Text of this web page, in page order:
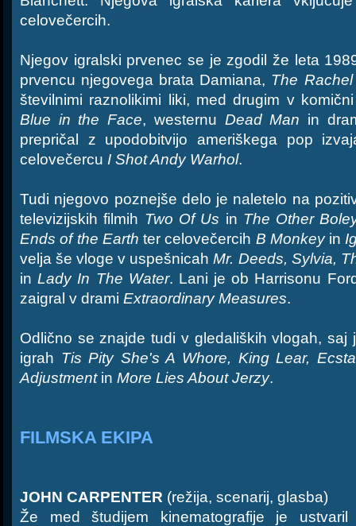
celovečercih.
Njegov igralski prvenec se je zgodil že leta
prvencu njegovega brata Damiana, The
številnimi raznolikimi liki, med drugim v
Blue in the Face, westernu Dead Man in
prepričal z upodobitvijo ameriškega pop
celovečercu I Shot Andy Warhol.
Tudi njegovo poznejše delo je naletelo na
televizijskih filmih Two Of Us in The Other
Ends of the Earth ter celovečercih B Monkeyin
velja še vloge v uspešnicahMr. Deeds, Sylvia,
inLady In The Water. Lani je ob Harrisonu
zaigral v drami Extraordinary Measures.
Odlično se znajde tudi v gledaliških vlogah, saj
igrah Tis Pity She's A Whore, King Lear,
Adjustmentin More Lies About Jerzy.
FILMSKA EKIPA
JOHN CARPENTER (režija, scenarij, glasba)
Že med študijem kinematografije je ustvaril